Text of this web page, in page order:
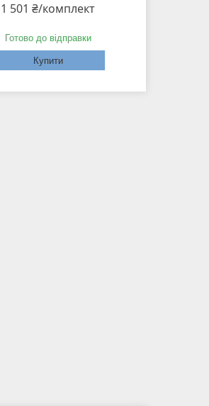
1 501 ₴/комплект
Готово до відправки
Купити